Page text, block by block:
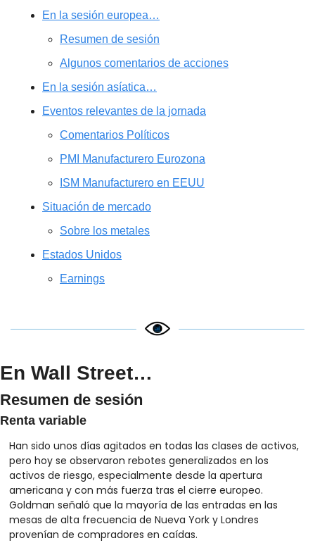
En la sesión europea…
Resumen de sesión
Algunos comentarios de acciones
En la sesión asíatica…
Eventos relevantes de la jornada
Comentarios Políticos
PMI Manufacturero Eurozona
ISM Manufacturero en EEUU
Situación de mercado
Sobre los metales
Estados Unidos
Earnings
En Wall Street…
Resumen de sesión
Renta variable
Han sido unos días agitados en todas las clases de activos,
pero hoy se observaron rebotes generalizados en los
activos de riesgo, especialmente desde la apertura
americana y con más fuerza tras el cierre europeo.
Goldman señaló que la mayoría de las entradas en las
mesas de alta frecuencia de Nueva York y Londres
provenían de compradores en caídas.